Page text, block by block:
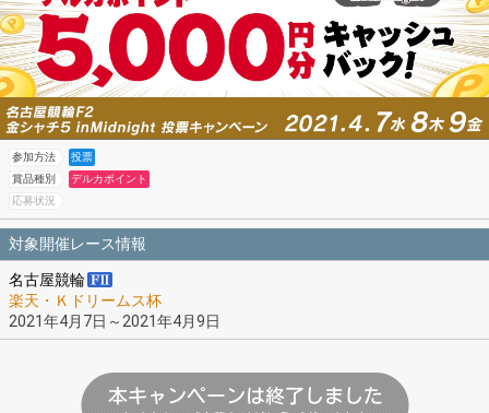
参加方法
投票
賞品種別
デルカポイント
応募状況
対象開催レース情報
名古屋競輪
楽天・Ｋドリームス杯
2021年4月7日～2021年4月9日